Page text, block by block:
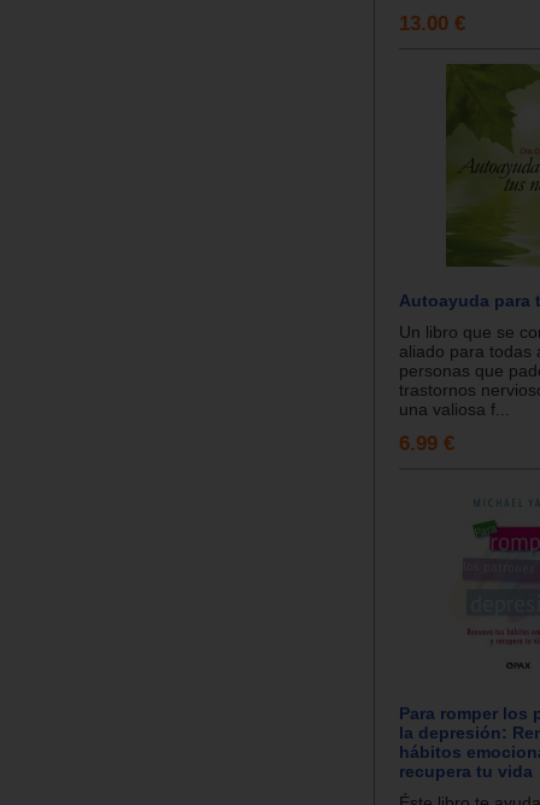
13.00 €
Autoayuda para
Un libro que se
aliado para todas
personas que
trastornos
una valiosa f...
6.99 €
Para romper los
la depresión:
hábitos
recupera tu vida